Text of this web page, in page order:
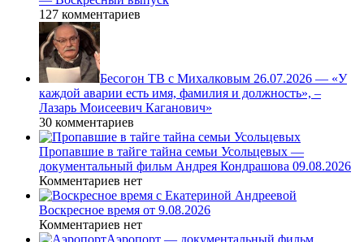
127 комментариев
Бесогон ТВ с Михалковым 26.07.2026 — «У
каждой аварии есть имя, фамилия и должность», –
Лазарь Моисеевич Каганович»
30 комментариев
Пропавшие в тайге тайна семьи Усольцевых —
документальный фильм Андрея Кондрашова 09.08.2026
Комментариев нет
Воскресное время от 9.08.2026
Комментариев нет
Аэропорт — документальный фильм